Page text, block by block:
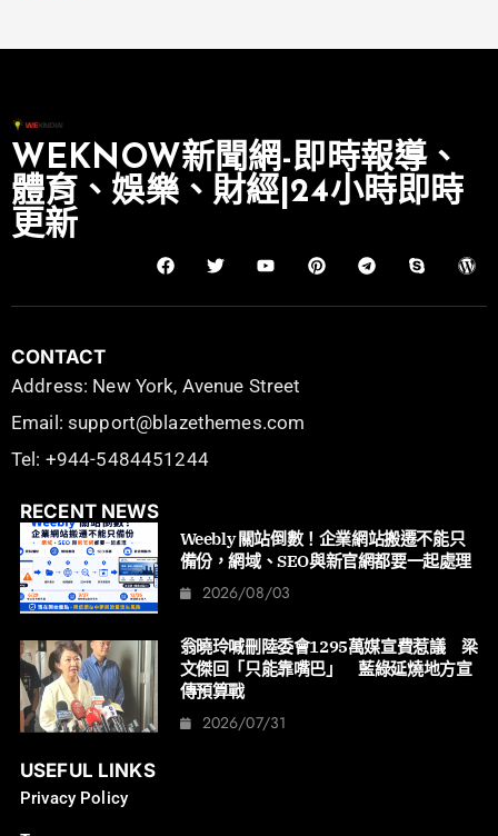
WEKNOW新聞網-即時報導、
體育、娛樂、財經|24小時即時
更新
CONTACT
Address: New York, Avenue Street
Email: support@blazethemes.com
Tel: +944-5484451244
RECENT NEWS
Weebly 關站倒數！企業網站搬遷不能只
備份，網域、SEO與新官網都要一起處理
2026/08/03
翁曉玲喊刪陸委會1295萬媒宣費惹議 梁
文傑回「只能靠嘴巴」 藍綠延燒地方宣
傳預算戰
2026/07/31
USEFUL LINKS
Privacy Policy